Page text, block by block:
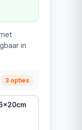
in
3 opties